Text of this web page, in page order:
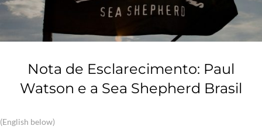
Nota de Esclarecimento: Paul
Watson e a Sea Shepherd Brasil
(English below)